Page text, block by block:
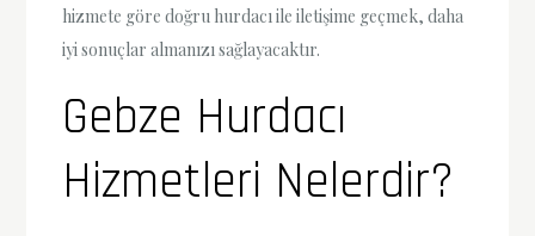
hizmete göre doğru hurdacı ile iletişime geçmek, daha
iyi sonuçlar almanızı sağlayacaktır.
Gebze Hurdacı
Hizmetleri Nelerdir?